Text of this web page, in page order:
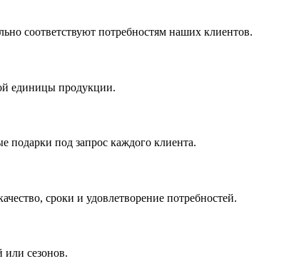
соответствуют потребностям наших клиентов.
единицы продукции.
подарки под запрос каждого клиента.
сроки и удовлетворение потребностей.
или сезонов.